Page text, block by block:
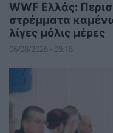
WWF Ελλάς:
στρέμματα
λίγες μόλις μέρες
06/08/2026 - 09:18